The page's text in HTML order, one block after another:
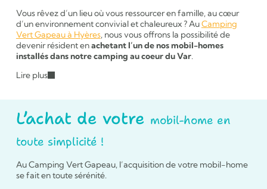
Vous rêvez d’un lieu où vous ressourcer en famille, au cœur
d’un environnement convivial et chaleureux ? AuCamping
Vert Gapeau à Hyères, nous vous offrons la possibilité de
devenir résident enachetant l’un de nos mobil-homes
installés dans notre camping au coeur du Var.
Lire plus
L’achat de votre mobil-home en
toute simplicité !
Au Camping Vert Gapeau, l’acquisition de votre mobil-home
se fait en toute sérénité.